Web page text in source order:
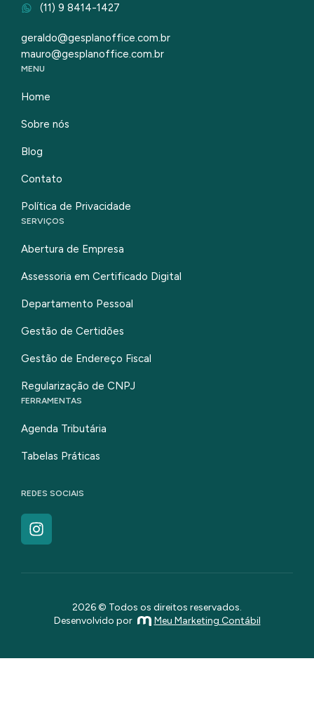
(11) 9 8414-1427
geraldo@gesplanoffice.com.br
mauro@gesplanoffice.com.br
MENU
Home
Sobre nós
Blog
Contato
Política de Privacidade
SERVIÇOS
Abertura de Empresa
Assessoria em Certificado Digital
Departamento Pessoal
Gestão de Certidões
Gestão de Endereço Fiscal
Regularização de CNPJ
FERRAMENTAS
Agenda Tributária
Tabelas Práticas
REDES SOCIAIS
2026 © Todos os direitos reservados.
Desenvolvido por
Meu Marketing Contábil